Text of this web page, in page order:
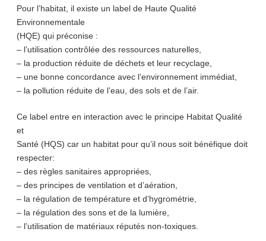
Pour l’habitat, il existe un label de Haute Qualité
Environnementale
(HQE) qui préconise :
– l’utilisation contrôlée des ressources naturelles,
– la production réduite de déchets et leur recyclage,
– une bonne concordance avec l’environnement immédiat,
– la pollution réduite de l’eau, des sols et de l’air.
Ce label entre en interaction avec le principe Habitat Qualité
et
Santé (HQS) car un habitat pour qu’il nous soit bénéfique doit
respecter:
– des règles sanitaires appropriées,
– des principes de ventilation et d’aération,
– la régulation de température et d’hygrométrie,
– la régulation des sons et de la lumière,
– l’utilisation de matériaux réputés non-toxiques.